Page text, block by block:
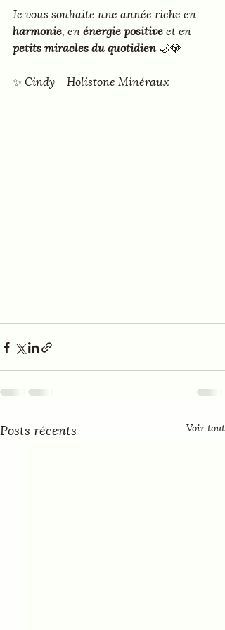
Je vous souhaite une année riche en
harmonie, en énergie positive et en
petits miracles du quotidien 🌙💎
✨ Cindy – Holistone Minéraux
Posts récents Voir tout